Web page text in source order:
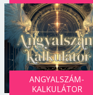
ANGYALSZÁM-
KALKULÁTOR